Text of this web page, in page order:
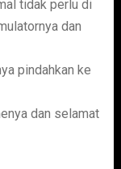
tidak perlu di
dan
pindahkan ke
dan selamat